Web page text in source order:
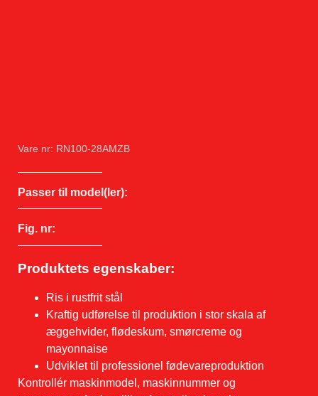
Vare nr: RN100-28AMZB
Passer til model(ler):
Fig. nr:
Produktets egenskaber:
Ris i rustfrit stål
Kraftig udførelse til produktion i stor skala af
æggehvider, flødeskum, smørcreme og
mayonnaise
Udviklet til professionel fødevareproduktion
Kontrollér maskinmodel, maskinnummer og